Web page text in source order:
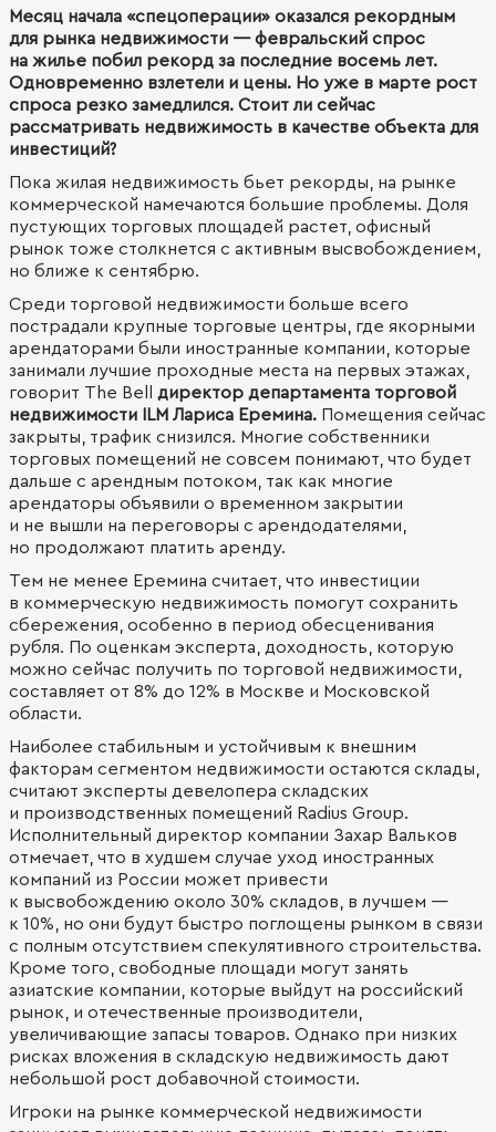
Месяц начала «спецоперации» оказался рекордным
для рынка недвижимости — февральский спрос
на жилье побил рекорд за последние восемь лет.
Одновременно взлетели и цены. Но уже в марте рост
спроса резко замедлился. Стоит ли сейчас
рассматривать недвижимость в качестве объекта для
инвестиций?
Пока жилая недвижимость бьет рекорды, на рынке
коммерческой намечаются большие проблемы. Доля
пустующих торговых площадей растет, офисный
рынок тоже столкнется с активным высвобождением,
но ближе к сентябрю.
Среди торговой недвижимости больше всего
пострадали крупные торговые центры, где якорными
арендаторами были иностранные компании, которые
занимали лучшие проходные места на первых этажах,
говорит The Bell директор департамента торговой
недвижимости ILM Лариса Еремина. Помещения сейчас
закрыты, трафик снизился. Многие собственники
торговых помещений не совсем понимают, что будет
дальше с арендным потоком, так как многие
арендаторы объявили о временном закрытии
и не вышли на переговоры с арендодателями,
но продолжают платить аренду.
Тем не менее Еремина считает, что инвестиции
в коммерческую недвижимость помогут сохранить
сбережения, особенно в период обесценивания
рубля. По оценкам эксперта, доходность, которую
можно сейчас получить по торговой недвижимости,
составляет от 8% до 12% в Москве и Московской
области.
Наиболее стабильным и устойчивым к внешним
факторам сегментом недвижимости остаются склады,
считают эксперты девелопера складских
и производственных помещений Radius Group.
Исполнительный директор компании Захар Вальков
отмечает, что в худшем случае уход иностранных
компаний из России может привести
к высвобождению около 30% складов, в лучшем —
к 10%, но они будут быстро поглощены рынком в связи
с полным отсутствием спекулятивного строительства.
Кроме того, свободные площади могут занять
азиатские компании, которые выйдут на российский
рынок, и отечественные производители,
увеличивающие запасы товаров. Однако при низких
рисках вложения в складскую недвижимость дают
небольшой рост добавочной стоимости.
Игроки на рынке коммерческой недвижимости